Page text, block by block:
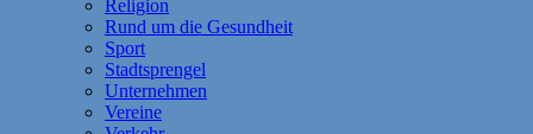
Religion
Rund um die Gesundheit
Sport
Stadtsprengel
Unternehmen
Vereine